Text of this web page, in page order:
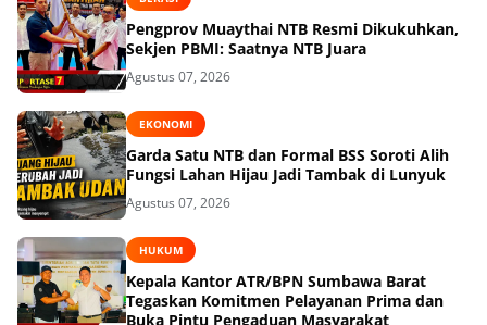
Pengprov Muaythai NTB Resmi Dikukuhkan,
Sekjen PBMI: Saatnya NTB Juara
Agustus 07, 2026
EKONOMI
Garda Satu NTB dan Formal BSS Soroti Alih
Fungsi Lahan Hijau Jadi Tambak di Lunyuk
Agustus 07, 2026
HUKUM
Kepala Kantor ATR/BPN Sumbawa Barat
Tegaskan Komitmen Pelayanan Prima dan
Buka Pintu Pengaduan Masyarakat